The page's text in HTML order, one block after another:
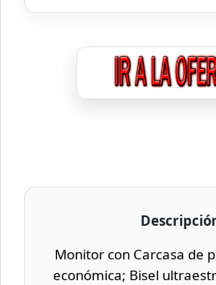
Monitor con Carcasa de
económica; Bisel